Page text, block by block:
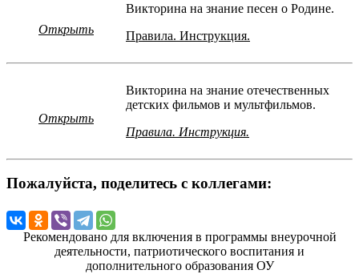
Открыть
Викторина на знание песен о Родине.
Правила. Инструкция.
Открыть
Викторина на знание отечественных
детских фильмов и мультфильмов.
Правила. Инструкция.
Пожалуйста, поделитесь с коллегами:
Рекомендовано для включения в программы внеурочной
деятельности, патриотического воспитания и
дополнительного образования ОУ